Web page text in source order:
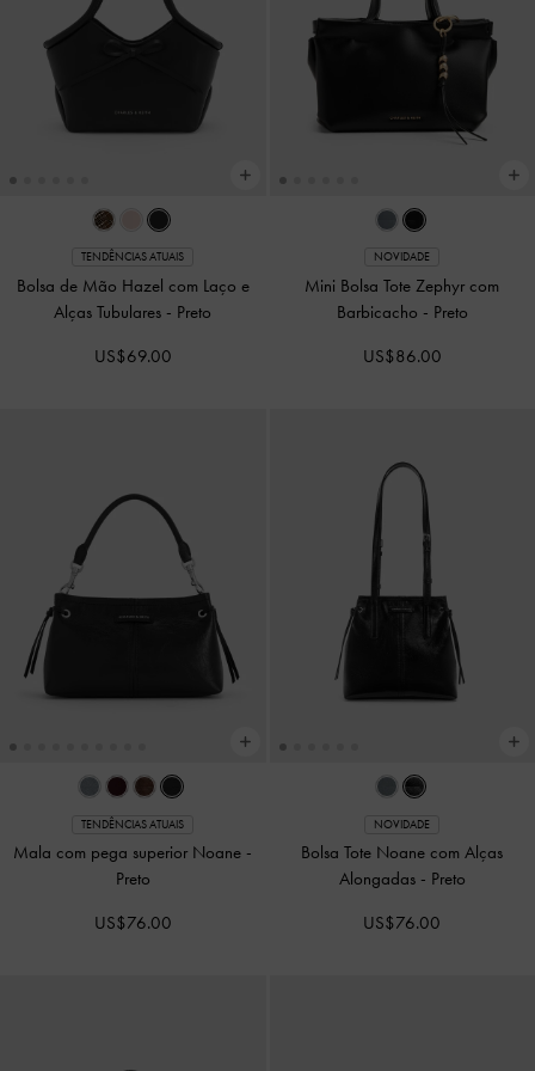
TENDÊNCIAS ATUAIS
Bolsa de Mão Hazel com Laço e
Alças Tubulares - Preto
US$69.00
NOVIDADE
Mini Bolsa Tote Zephyr com
Barbicacho - Preto
US$86.00
TENDÊNCIAS ATUAIS
Mala com pega superior Noane -
Preto
US$76.00
NOVIDADE
Bolsa Tote Noane com Alças
Alongadas - Preto
US$76.00